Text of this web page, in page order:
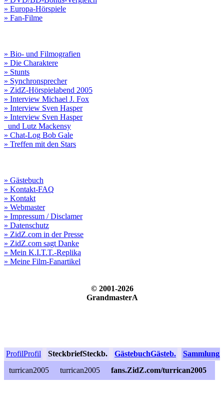
» Europa-Hörspiele
» Fan-Filme
» Bio- und Filmografien
» Die Charaktere
» Stunts
» Synchronsprecher
» ZidZ-Hörspielabend 2005
» Interview Michael J. Fox
» Interview Sven Hasper
» Interview Sven Hasper
und Lutz Mackensy
» Chat-Log Bob Gale
» Treffen mit den Stars
» Gästebuch
» Kontakt-FAQ
» Kontakt
» Webmaster
» Impressum / Disclamer
» Datenschutz
» ZidZ.com in der Presse
» ZidZ.com sagt Danke
» Mein K.I.T.T.-Replika
» Meine Film-Fanartikel
© 2001-2026
GrandmasterA
ProfilProfil SteckbriefSteckb. GästebuchGästeb. Sammlung
turrican2005
turrican2005 fans.ZidZ.com/turrican2005